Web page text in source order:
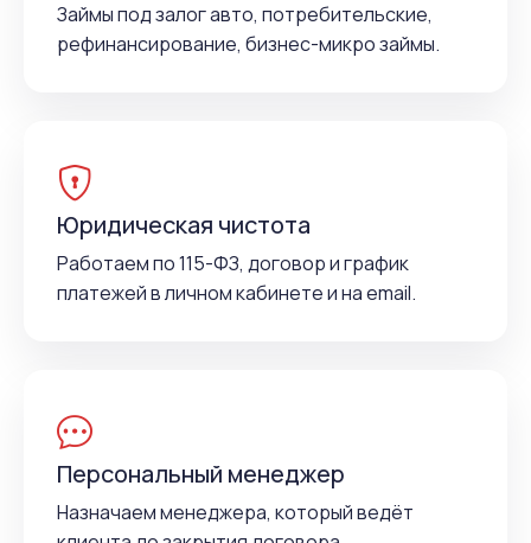
Займы под залог авто, потребительские,
рефинансирование, бизнес-микро займы.
Юридическая чистота
Работаем по 115-ФЗ, договор и график
платежей в личном кабинете и на email.
Персональный менеджер
Назначаем менеджера, который ведёт